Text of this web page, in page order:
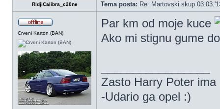
RidjiCalibra_c20ne Tema posta: Re: Martovski skup
Crveni Karton (BAN)
Par km od moje kuce
Ako mi stignu gume
Zasto Harry Poter ima
-Udario ga opel :)